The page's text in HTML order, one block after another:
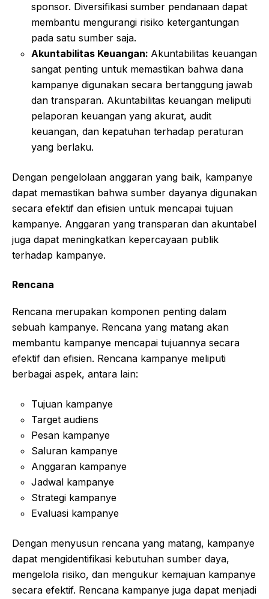
sponsor. Diversifikasi sumber pendanaan dapat
membantu mengurangi risiko ketergantungan
pada satu sumber saja.
Akuntabilitas Keuangan: Akuntabilitas keuangan
sangat penting untuk memastikan bahwa dana
kampanye digunakan secara bertanggung jawab
dan transparan. Akuntabilitas keuangan meliputi
pelaporan keuangan yang akurat, audit
keuangan, dan kepatuhan terhadap peraturan
yang berlaku.
Dengan pengelolaan anggaran yang baik, kampanye
dapat memastikan bahwa sumber dayanya digunakan
secara efektif dan efisien untuk mencapai tujuan
kampanye. Anggaran yang transparan dan akuntabel
juga dapat meningkatkan kepercayaan publik
terhadap kampanye.
Rencana
Rencana merupakan komponen penting dalam
sebuah kampanye. Rencana yang matang akan
membantu kampanye mencapai tujuannya secara
efektif dan efisien. Rencana kampanye meliputi
berbagai aspek, antara lain:
Tujuan kampanye
Target audiens
Pesan kampanye
Saluran kampanye
Anggaran kampanye
Jadwal kampanye
Strategi kampanye
Evaluasi kampanye
Dengan menyusun rencana yang matang, kampanye
dapat mengidentifikasi kebutuhan sumber daya,
mengelola risiko, dan mengukur kemajuan kampanye
secara efektif. Rencana kampanye juga dapat menjadi